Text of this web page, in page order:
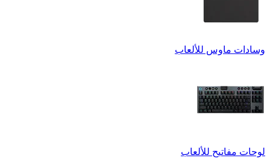
وسادات ماوس للألعاب
لوحات مفاتيح للألعاب